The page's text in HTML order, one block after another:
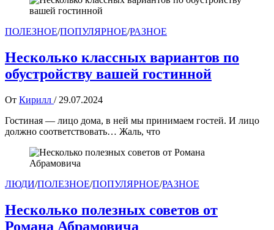
ПОЛЕЗНОЕ/ПОПУЛЯРНОЕ/РАЗНОЕ
Несколько классных вариантов по
обустройству вашей гостинной
От Кирилл / 29.07.2024
Гостиная — лицо дома, в ней мы принимаем гостей. И лицо
должно соответствовать… Жаль, что
ЛЮДИ/ПОЛЕЗНОЕ/ПОПУЛЯРНОЕ/РАЗНОЕ
Несколько полезных советов от
Романа Абрамовича